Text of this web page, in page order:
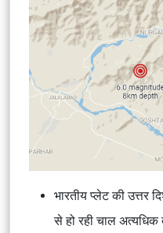
भारतीय प्लेट की उत्तर
से हो रही चाल अत्यधिक